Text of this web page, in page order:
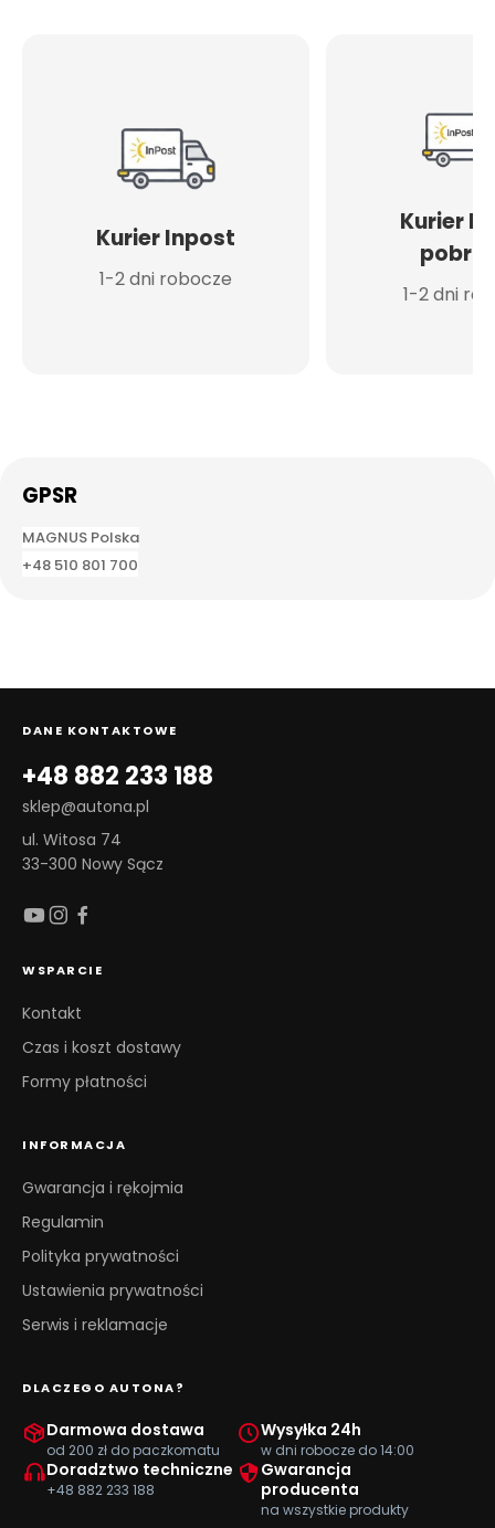
Kurier Inpost
1-2 dni robocze
Kurier
1-2 dni
GPSR
MAGNUS Polska
+48 510 801 700
DANE KONTAKTOWE
+48 882 233 188
sklep@autona.pl
ul. Witosa 74
33-300 Nowy Sącz
WSPARCIE
Kontakt
Czas i koszt dostawy
Formy płatności
INFORMACJA
Gwarancja i rękojmia
Regulamin
Polityka prywatności
Ustawienia prywatności
Serwis i reklamacje
DLACZEGO AUTONA?
Darmowa dostawa
od 200 zł do paczkomatu
Wysyłka 24h
w dni robocze do 14:00
Doradztwo techniczne
+48 882 233 188
Gwarancja
producenta
na wszystkie produkty